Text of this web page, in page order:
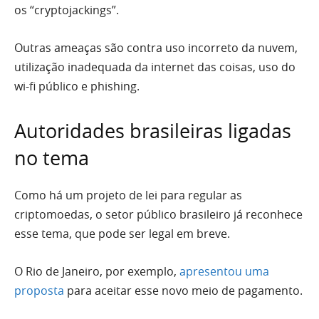
os “cryptojackings”.
Outras ameaças são contra uso incorreto da nuvem,
utilização inadequada da internet das coisas, uso do
wi-fi público e phishing.
Autoridades brasileiras ligadas
no tema
Como há um projeto de lei para regular as
criptomoedas, o setor público brasileiro já reconhece
esse tema, que pode ser legal em breve.
O Rio de Janeiro, por exemplo, apresentou uma
proposta para aceitar esse novo meio de pagamento.